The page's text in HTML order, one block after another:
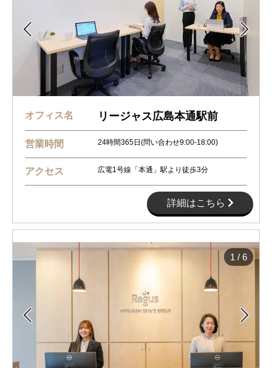
 
オフィス名 リージャス広島本通駅前
営業時間 24時間365日(問い合わせ9:00-18:00)
アクセス 広電1号線「本通」駅より徒歩3分
詳細はこちら
 
1 / 6